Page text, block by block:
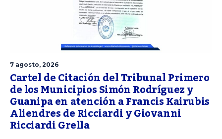
7 agosto, 2026
Cartel de Citación del Tribunal Primero
de los Municipios Simón Rodríguez y
Guanipa en atención a Francis Kairubis
Aliendres de Ricciardi y Giovanni
Ricciardi Grella